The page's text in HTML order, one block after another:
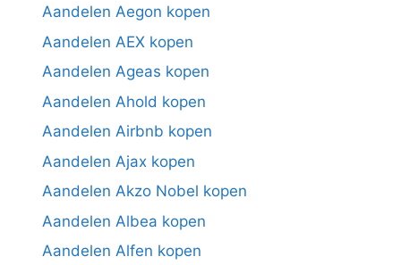
Aandelen Aegon kopen
Aandelen AEX kopen
Aandelen Ageas kopen
Aandelen Ahold kopen
Aandelen Airbnb kopen
Aandelen Ajax kopen
Aandelen Akzo Nobel kopen
Aandelen Albea kopen
Aandelen Alfen kopen